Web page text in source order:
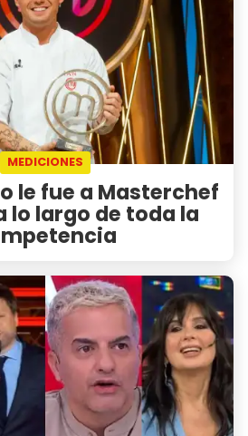
MEDICIONES
le fue a Masterchef
lo largo de toda la